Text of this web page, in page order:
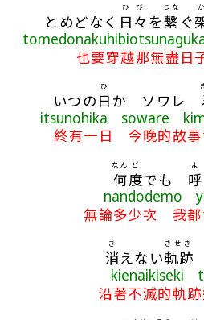
とめどなく 日々
ひび
を繋
つな
ぐ
か
也要穿越那無盡日
いつの 日
ひ
か ソワレ
itsunohika soware
終有一日 今晚的故事
何
なん
度
ど
でも 呼
よ
nandodemo
無論多少次 我都
消
き
えない軌跡
きせき
kienaikiseki
沿著不滅的軌